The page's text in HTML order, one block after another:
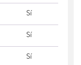
Sí
Sí
Sí